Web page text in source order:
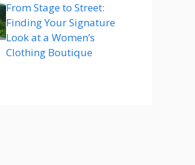
From Stage to Street:
Finding Your Signature
Look at a Women’s
Clothing Boutique